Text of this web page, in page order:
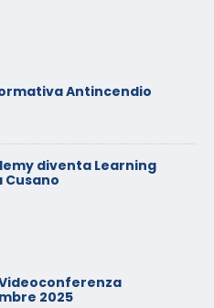
Antincendio
diventa Learning
Cusano
2025